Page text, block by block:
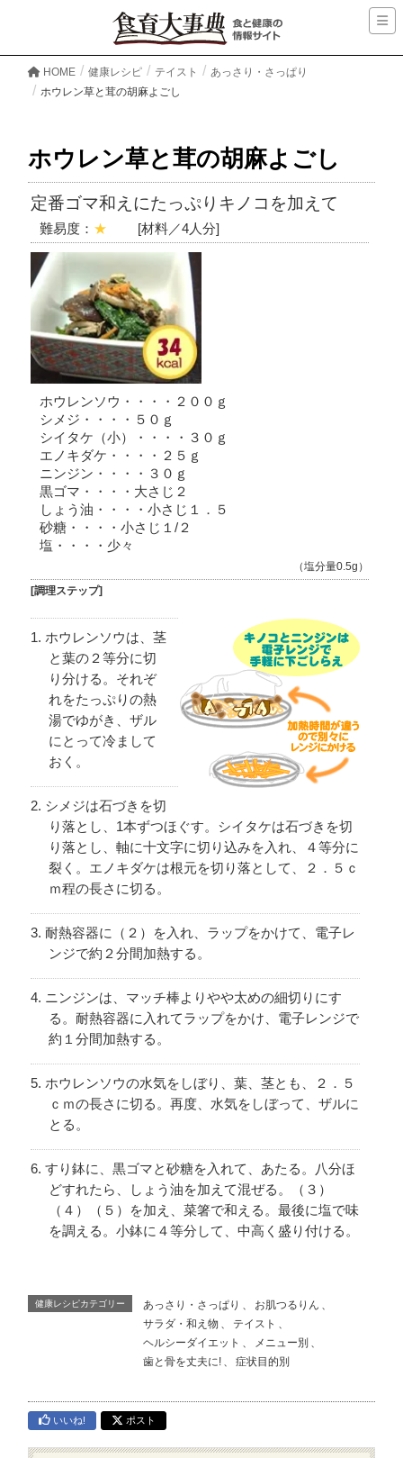
HOME 健康レシピ テイスト
あっさり・さっぱり
ホウレン草と茸の胡麻よごし
ホウレン草と茸の胡麻よごし
定番ゴマ和えにたっぷりキノコを加えて
難易度： ★ [材料／4人分]
ホウレンソウ・・・・２００ｇ
シメジ・・・・５０ｇ
シイタケ（小）・・・・３０ｇ
エノキダケ・・・・２５ｇ
ニンジン・・・・３０ｇ
黒ゴマ・・・・大さじ２
しょう油・・・・小さじ１．５
砂糖・・・・小さじ１/２
塩・・・・少々
（塩分量0.5g）
[調理ステップ]
ホウレンソウは、茎
と葉の２等分に切
り分ける。それぞ
れをたっぷりの熱
湯でゆがき、ザル
にとって冷まして
おく。
シメジは石づきを切
り落とし、1本ずつほぐす。シイタケは石づきを切
り落とし、軸に十文字に切り込みを入れ、４等分に
裂く。エノキダケは根元を切り落として、２．５ｃ
ｍ程の長さに切る。
耐熱容器に（２）を入れ、ラップをかけて、電子レ
ンジで約２分間加熱する。
ニンジンは、マッチ棒よりやや太めの細切りにす
る。耐熱容器に入れてラップをかけ、電子レンジで
約１分間加熱する。
ホウレンソウの水気をしぼり、葉、茎とも、２．５
ｃｍの長さに切る。再度、水気をしぼって、ザルに
とる。
すり鉢に、黒ゴマと砂糖を入れて、あたる。八分ほ
どすれたら、しょう油を加えて混ぜる。（３）
（４）（５）を加え、菜箸で和える。最後に塩で味
を調える。小鉢に４等分して、中高く盛り付ける。
健康レシピカテゴリー あっさり・さっぱり 、 お肌つるりん 、
サラダ・和え物 、 テイスト 、
ヘルシーダイエット 、 メニュー別 、
歯と骨を丈夫に! 、 症状目的別
いいね! ポスト